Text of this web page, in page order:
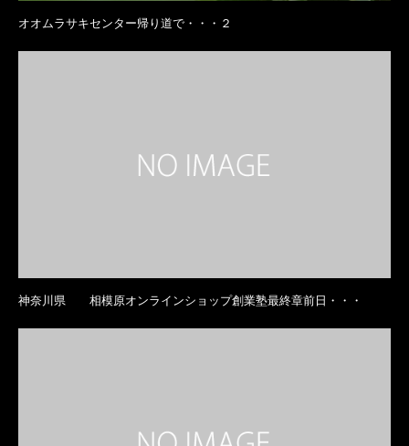
オオムラサキセンター帰り道で・・・２
神奈川県 相模原オンラインショップ創業塾最終章前日・・・